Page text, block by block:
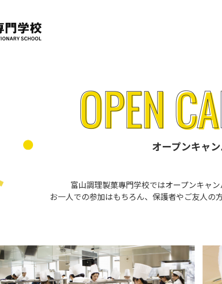
オープンキャ
富山調理製菓專門学校ではオープンキャン
お一人での参加はもちろん、保護者やご友人の